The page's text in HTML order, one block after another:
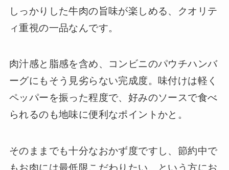
しっかりした牛肉の旨味が楽しめる、クオリテ
ィ重視の一品なんです。
肉汁感と脂感を含め、コンビニのパウチハンバ
ーグにもそう見劣らない完成度。味付けは軽く
ペッパーを振った程度で、好みのソースで食べ
られるのも地味に便利なポイントかと。
そのままでも十分なおかず度ですし、節約中で
もお肉には最低限こだわりたい、という方にお